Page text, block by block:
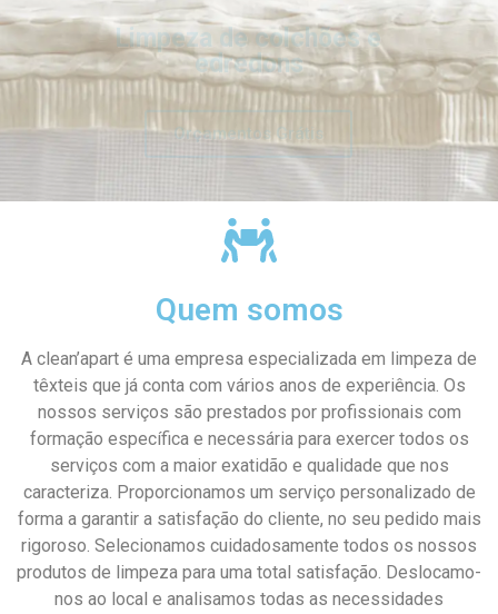
Orçamentos Grátis
Orçamentos Grátis
Orçamentos Grátis
Orçamentos Grátis
Orçamentos Grátis
Orçamentos Grátis
Orçamentos Grátis
Orçamentos Grátis
Orçamentos Grátis
Orçamentos Grátis
Orçamentos Grátis
Orçamentos Grátis
Quem somos
A clean’apart é uma empresa especializada em limpeza de
têxteis que já conta com vários anos de experiência. Os
nossos serviços são prestados por profissionais com
formação específica e necessária para exercer todos os
serviços com a maior exatidão e qualidade que nos
caracteriza. Proporcionamos um serviço personalizado de
forma a garantir a satisfação do cliente, no seu pedido mais
rigoroso. Selecionamos cuidadosamente todos os nossos
produtos de limpeza para uma total satisfação. Deslocamo-
nos ao local e analisamos todas as necessidades